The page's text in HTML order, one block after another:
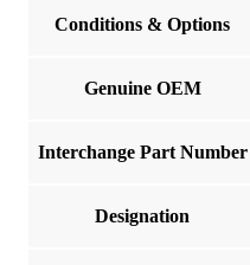
Conditions & Options
Genuine OEM
Interchange Part Number
Designation